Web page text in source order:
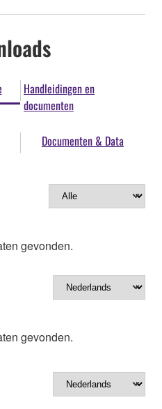
Handleidingen en
documenten
Documenten & Data
gevonden.
gevonden.